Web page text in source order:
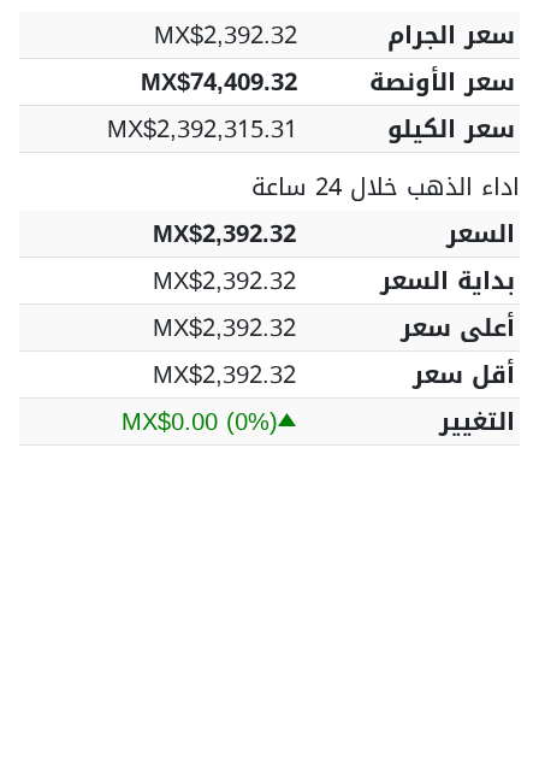
سعر الجرام
MX$2,392.32
سعر الأونصة
MX$74,409.32
سعر الكيلو
MX$2,392,315.31
اداء الذهب خلال 24 ساعة
السعر
MX$2,392.32
بداية السعر
MX$2,392.32
أعلى سعر
MX$2,392.32
أقل سعر
MX$2,392.32
التغيير
MX$0.00 (0%)